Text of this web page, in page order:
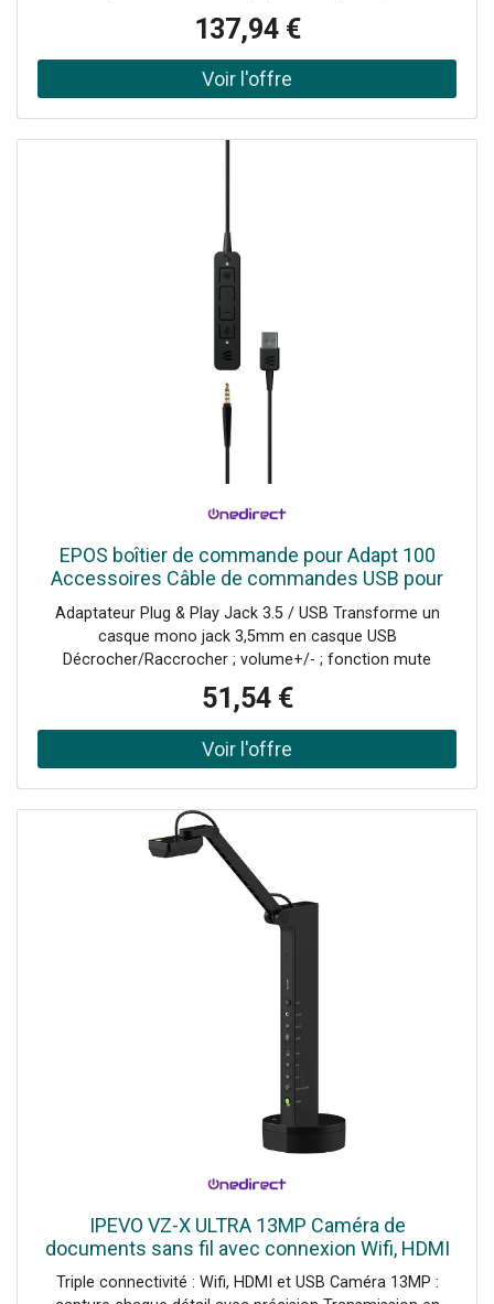
softpones Matériaux de qualité
137,94 €
EPOS boîtier de commande pour Adapt 100
Accessoires Câble de commandes USB pour
casques de la série Adapt 100.
Adaptateur Plug & Play Jack 3.5 / USB Transforme un
casque mono jack 3,5mm en casque USB
Décrocher/Raccrocher ; volume+/- ; fonction mute
Compatible avec la série de casques EPOS Adapt 100
Compatible UC et certifié Microsoft Teams
51,54 €
IPEVO VZ-X ULTRA 13MP Caméra de
documents sans fil avec connexion Wifi, HDMI
et USB pour capturer en temps réel depuis tous
vos appareils.
Triple connectivité : Wifi, HDMI et USB Caméra 13MP :